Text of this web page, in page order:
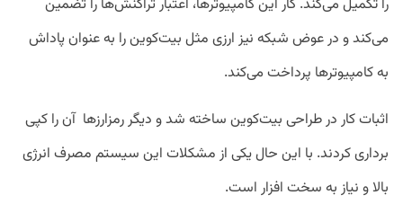
را تکمیل می‌کند. کار این کامپیوتر‌ها، اعتبار تراکنش‌ها را تضمین
می‌کند و در عوض شبکه نیز ارزی مثل بیت‌کوین را به عنوان پاداش
به کامپیوتر‌ها پرداخت می‌کند.
اثبات کار در طراحی بیت‌کوین ساخته شد و دیگر رمزارز‌ها آن را کپی
برداری کردند. با این حال یکی از مشکلات این سیستم مصرف انرژی
بالا و نیاز به سخت افزار است.